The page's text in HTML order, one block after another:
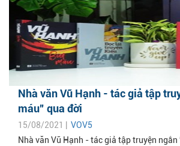
Nhà văn Vũ Hạnh - tác giả tập
máu” qua đời
15/08/2021 | VOV5
Nhà văn Vũ Hạnh - tác giả tập truyện ngắn